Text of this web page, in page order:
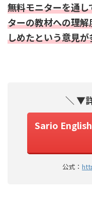
無料モニターを通
ターの教材への理
しめたという意見
＼ ▼
Sario
公式：